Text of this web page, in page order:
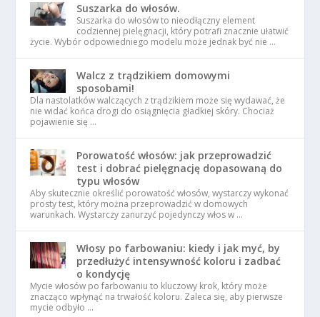
Suszarka do włosów.
Suszarka do włosów to nieodłączny element
codziennej pielęgnacji, który potrafi znacznie ułatwić
życie. Wybór odpowiedniego modelu może jednak być nie …
Walcz z trądzikiem domowymi
sposobami!
Dla nastolatków walczących z trądzikiem może się wydawać, że
nie widać końca drogi do osiągnięcia gładkiej skóry. Chociaż
pojawienie się …
Porowatość włosów: jak przeprowadzić
test i dobrać pielęgnację dopasowaną do
typu włosów
Aby skutecznie określić porowatość włosów, wystarczy wykonać
prosty test, który można przeprowadzić w domowych
warunkach. Wystarczy zanurzyć pojedynczy włos w …
Włosy po farbowaniu: kiedy i jak myć, by
przedłużyć intensywność koloru i zadbać
o kondycję
Mycie włosów po farbowaniu to kluczowy krok, który może
znacząco wpłynąć na trwałość koloru. Zaleca się, aby pierwsze
mycie odbyło …